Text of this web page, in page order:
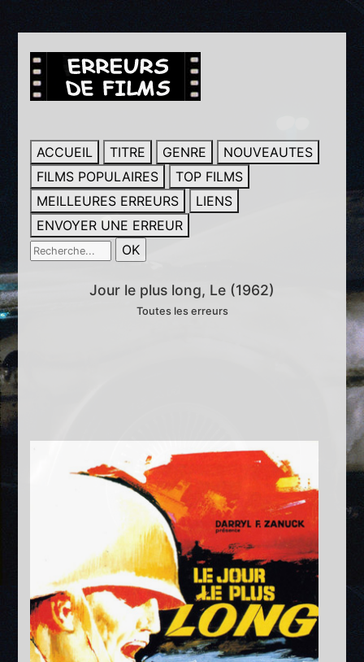
ACCUEIL TITRE GENRE
NOUVEAUTES
FILMS POPULAIRES
TOP FILMS
MEILLEURES ERREURS
LIENS
ENVOYER UNE ERREUR
Jour le plus long, Le (1962)
Toutes les erreurs